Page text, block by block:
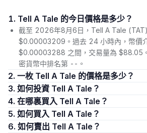
1. Tell A Tale 的今日價格是多少？
截至 2026年8月6日，Tell A Tale
$0.00003209。過去 24 小時內，幣價
$0.00003288 之間，交易量為 $88.05
密貨幣中排名第 --。
2. 一枚 Tell A Tale 的價格是多少？
3. 如何投資 Tell A Tale？
4. 在哪裏買入 Tell A Tale？
5. 如何買入 Tell A Tale？
6. 如何賣出 Tell A Tale？